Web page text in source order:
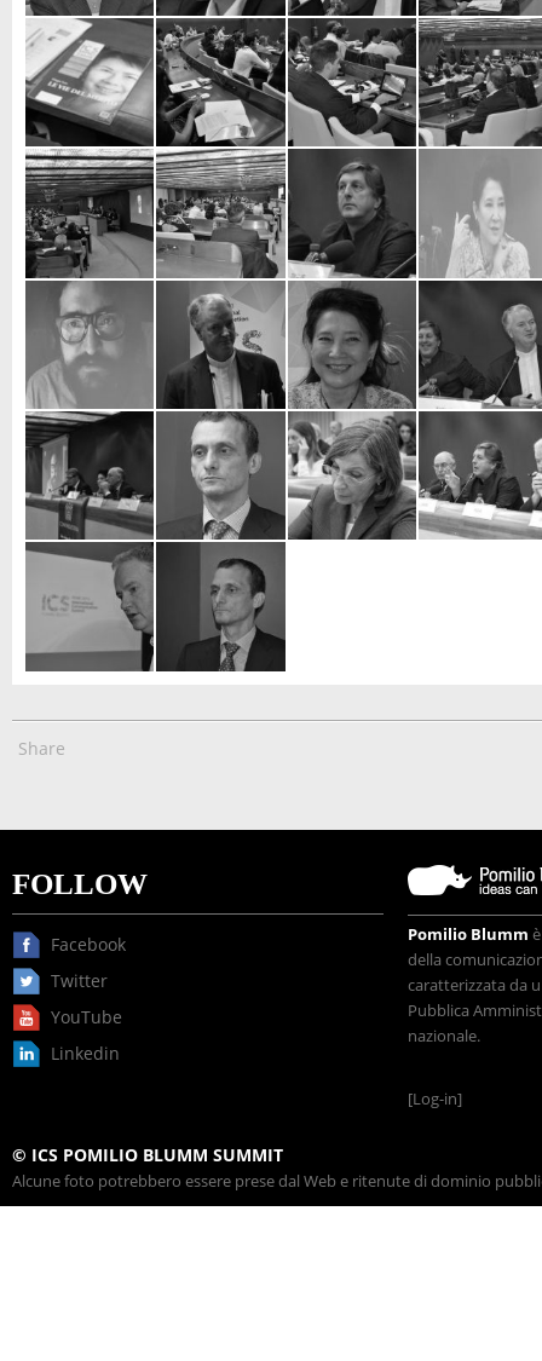
Share
FOLLOW
Facebook
Twitter
YouTube
Linkedin
Pomilio Blumm
della
caratterizzata da
Pubblica
nazionale.
[Log-in]
© ICS POMILIO BLUMM SUMMIT
Alcune foto potrebbero essere prese dal Web e ritenute di dominio